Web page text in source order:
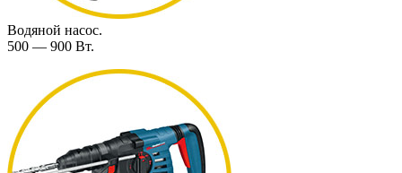
Водяной насос.
500 — 900 Вт.